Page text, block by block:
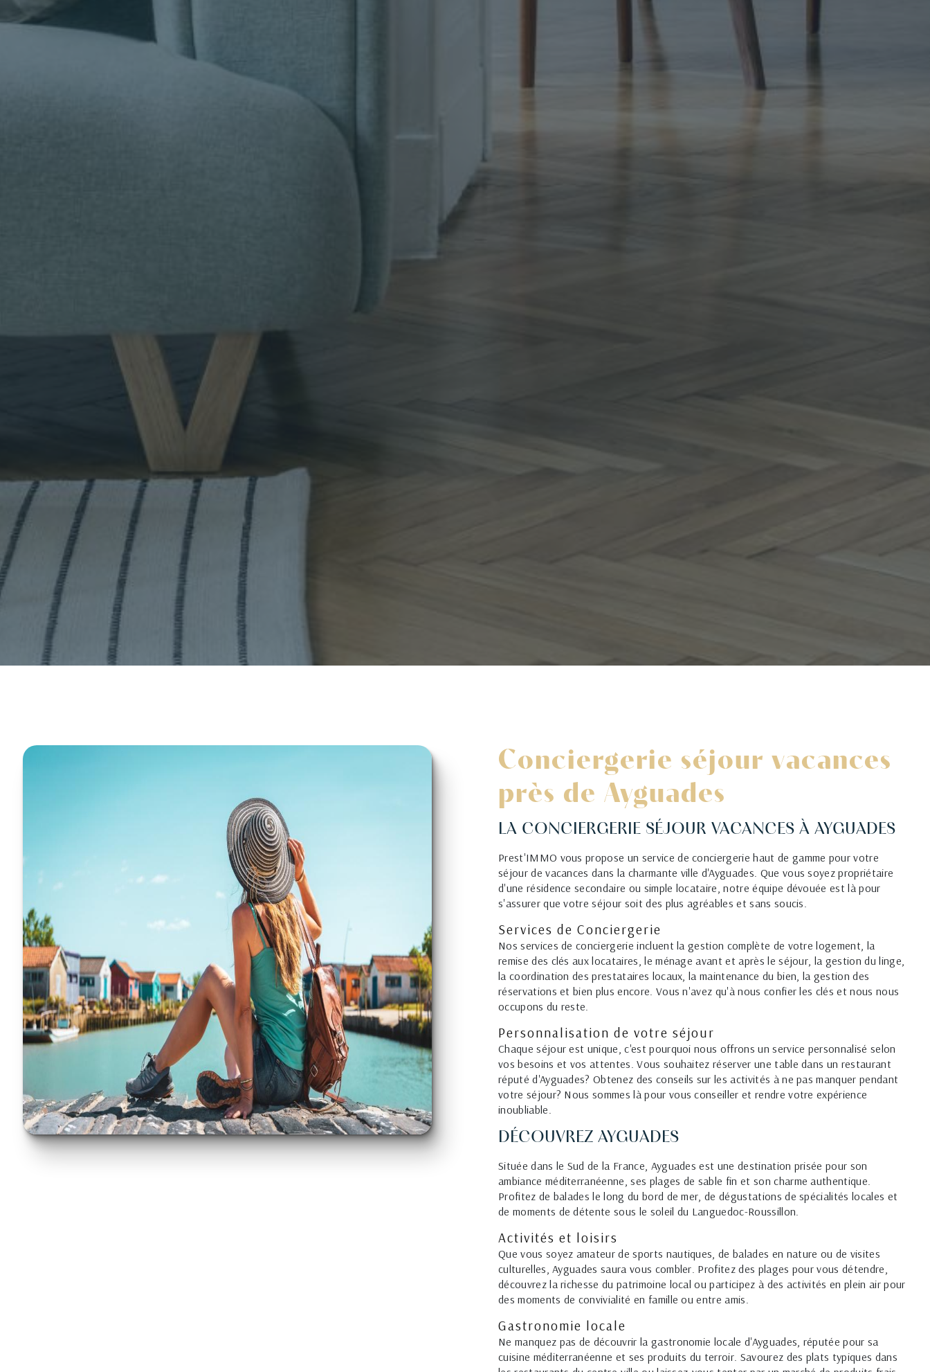
Conciergerie séjour vacances
près de Ayguades
LA CONCIERGERIE SÉJOUR VACANCES À AYGUADES
Prest'IMMO vous propose un service de conciergerie haut de gamme pour votre
séjour de vacances dans la charmante ville d'Ayguades. Que vous soyez propriétaire
d'une résidence secondaire ou simple locataire, notre équipe dévouée est là pour
s'assurer que votre séjour soit des plus agréables et sans soucis.
Services de Conciergerie
Nos services de conciergerie incluent la gestion complète de votre logement, la
remise des clés aux locataires, le ménage avant et après le séjour, la gestion du linge,
la coordination des prestataires locaux, la maintenance du bien, la gestion des
réservations et bien plus encore. Vous n'avez qu'à nous confier les clés et nous nous
occupons du reste.
Personnalisation de votre séjour
Chaque séjour est unique, c'est pourquoi nous offrons un service personnalisé selon
vos besoins et vos attentes. Vous souhaitez réserver une table dans un restaurant
réputé d'Ayguades? Obtenez des conseils sur les activités à ne pas manquer pendant
votre séjour? Nous sommes là pour vous conseiller et rendre votre expérience
inoubliable.
DÉCOUVREZ AYGUADES
Située dans le Sud de la France, Ayguades est une destination prisée pour son
ambiance méditerranéenne, ses plages de sable fin et son charme authentique.
Profitez de balades le long du bord de mer, de dégustations de spécialités locales et
de moments de détente sous le soleil du Languedoc-Roussillon.
Activités et loisirs
Que vous soyez amateur de sports nautiques, de balades en nature ou de visites
culturelles, Ayguades saura vous combler. Profitez des plages pour vous détendre,
découvrez la richesse du patrimoine local ou participez à des activités en plein air pour
des moments de convivialité en famille ou entre amis.
Gastronomie locale
Ne manquez pas de découvrir la gastronomie locale d'Ayguades, réputée pour sa
cuisine méditerranéenne et ses produits du terroir. Savourez des plats typiques dans